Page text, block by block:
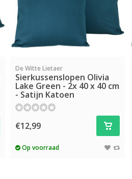
De Witte Lietaer
Sierkussenslopen Olivia
Lake Green - 2x 40 x 40 cm
- Satijn Katoen
€12,99
Op voorraad